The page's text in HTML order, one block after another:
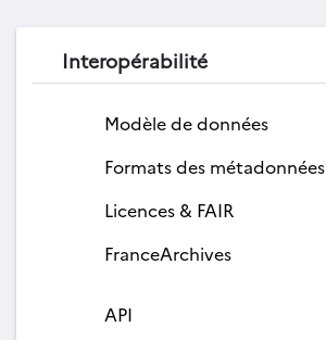
Interopérabilité
Modèle de données
Formats des métadonnées
Licences & FAIR
FranceArchives
API